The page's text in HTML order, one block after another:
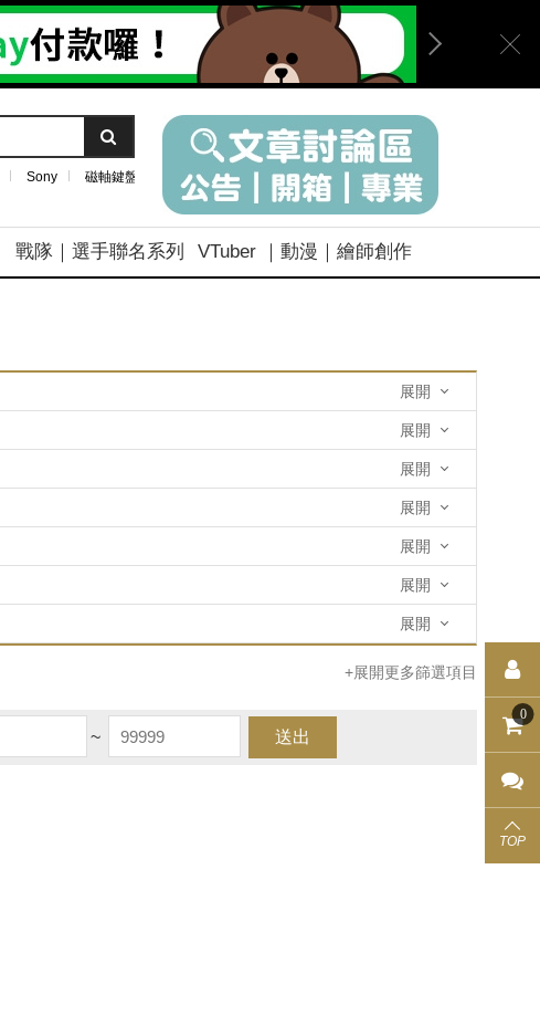
Sony 磁軸鍵盤
戰隊｜選手聯名系列 VTuber ｜動漫｜繪師創作
展開
展開
展開
展開
展開
展開
展開
+展開更多篩選項目
~ 送出
0
TOP